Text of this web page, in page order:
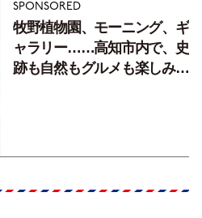
SPONSORED
牧野植物園、モーニング、ギ
ャラリー……高知市内で、史
跡も自然もグルメも楽しみ尽